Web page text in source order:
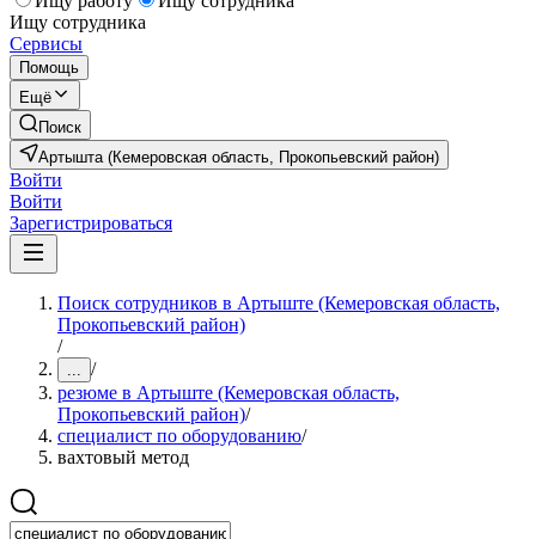
Ищу сотрудника
Сервисы
Помощь
Ещё
Поиск
Артышта (Кемеровская область, Прокопьевский район)
Войти
Войти
Зарегистрироваться
Поиск сотрудников в Артыште (Кемеровская область,
Прокопьевский район)
/
... /
резюме в Артыште (Кемеровская область,
Прокопьевский район)/
специалист по оборудованию/
вахтовый метод